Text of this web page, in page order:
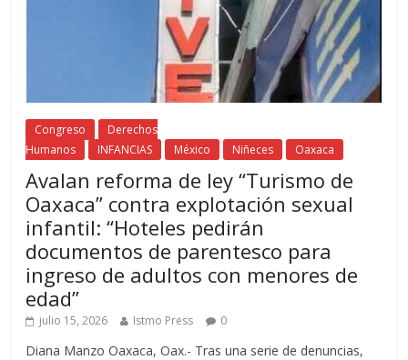
Congreso
Derechos
Humanos
INFANCIAS México Niñeces Oaxaca
Avalan reforma de ley “Turismo de
Oaxaca” contra explotación sexual
infantil: “Hoteles pedirán
documentos de parentesco para
ingreso de adultos con menores de
edad”
julio 15, 2026 Istmo Press 0
Diana Manzo Oaxaca, Oax.- Tras una serie de denuncias,